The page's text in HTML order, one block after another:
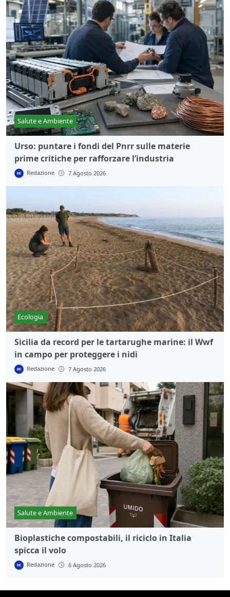
Salute e Ambiente
Urso: puntare i fondi del Pnrr sulle materie
prime critiche per rafforzare l’industria
Redazione 7 Agosto 2026
Ecologia
Sicilia da record per le tartarughe marine: il Wwf
in campo per proteggere i nidi
Redazione 7 Agosto 2026
Salute e Ambiente
Bioplastiche compostabili, il riciclo in Italia
spicca il volo
Redazione 6 Agosto 2026